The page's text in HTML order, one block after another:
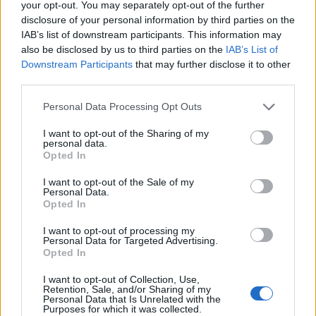
your opt-out. You may separately opt-out of the further
disclosure of your personal information by third parties on the
IAB’s list of downstream participants. This information may
also be disclosed by us to third parties on the IAB’s List of
Downstream Participants that may further disclose it to other
Personal Data Processing Opt Outs
I want to opt-out of the Sharing of my
personal data.
Opted In
I want to opt-out of the Sale of my
Personal Data.
Opted In
I want to opt-out of processing my
Personal Data for Targeted Advertising.
Opted In
I want to opt-out of Collection, Use,
Retention, Sale, and/or Sharing of my
Personal Data that Is Unrelated with the
Purposes for which it was collected.
szeméből sütött a gyűlölet. Nála szebb nőt még soha nem
láttam.
– Kérem, az apámat ne bántsa
! – szólt hozzám nyugodt
– Kisasszony! Hadd mutatkozzak be! Patkány Joe, a
kapitány vagyok!– léptem elé udvariasan meghajolva,
hogy lássa, a jómodornak minden szikrája azért nem
A lány mélyen a szemembe nézett, láttam rajta a
volt ezalatt megkötözve.
– Önnek nem vagyok köteles bemutatkozni! Ilyen
hitvány emberekkel szóba sem állok!– kiáltotta